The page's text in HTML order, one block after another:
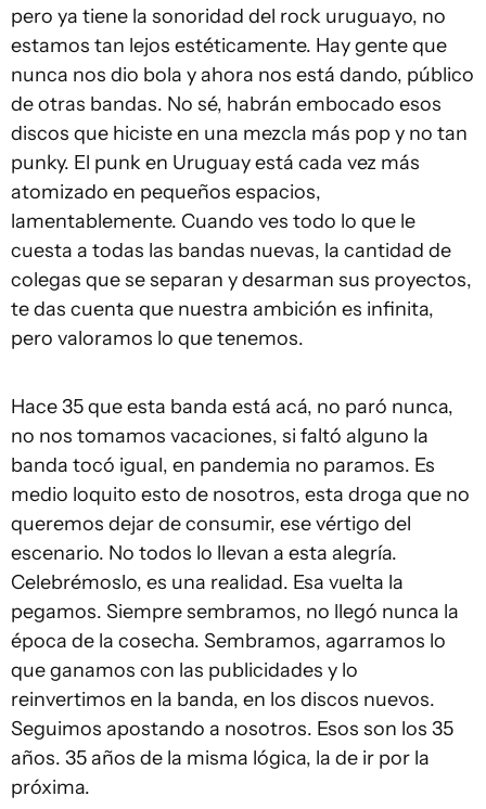
pero ya tiene la sonoridad del rock uruguayo, no
estamos tan lejos estéticamente. Hay gente que
nunca nos dio bola y ahora nos está dando, público
de otras bandas. No sé, habrán embocado esos
discos que hiciste en una mezcla más pop y no tan
punky. El punk en Uruguay está cada vez más
atomizado en pequeños espacios,
lamentablemente. Cuando ves todo lo que le
cuesta a todas las bandas nuevas, la cantidad de
colegas que se separan y desarman sus proyectos,
te das cuenta que nuestra ambición es infinita,
pero valoramos lo que tenemos.
Hace 35 que esta banda está acá, no paró nunca,
no nos tomamos vacaciones, si faltó alguno la
banda tocó igual, en pandemia no paramos. Es
medio loquito esto de nosotros, esta droga que no
queremos dejar de consumir, ese vértigo del
escenario. No todos lo llevan a esta alegría.
Celebrémoslo, es una realidad. Esa vuelta la
pegamos. Siempre sembramos, no llegó nunca la
época de la cosecha. Sembramos, agarramos lo
que ganamos con las publicidades y lo
reinvertimos en la banda, en los discos nuevos.
Seguimos apostando a nosotros. Esos son los 35
años. 35 años de la misma lógica, la de ir por la
próxima.